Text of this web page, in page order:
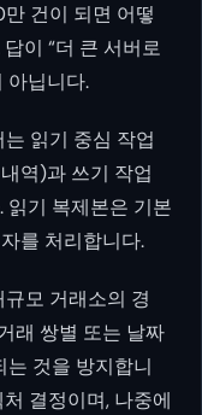
건이 되면 어떻
이 “더 큰 서버로
아닙니다.
읽기 중심 작업
역)과 쓰기 작업
읽기 복제본은 기본
를 처리합니다.
규모 거래소의 경
래 쌍별 또는 날짜
것을 방지합니
결정이며, 나중에